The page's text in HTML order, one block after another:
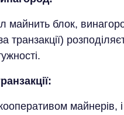
майнить блок,
транзакції)
майнерів,